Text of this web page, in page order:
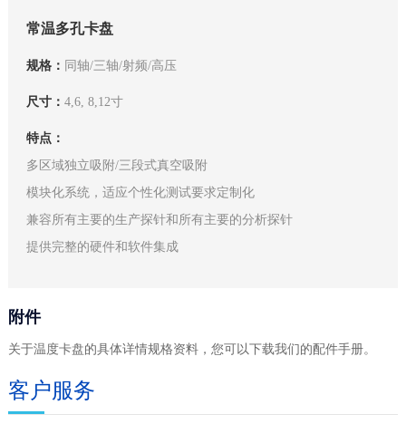
常温多孔卡盘
规格： 同轴/三轴/射频/高压
尺寸： 4,6, 8,12寸
特点：
多区域独立吸附/三段式真空吸附
模块化系统，适应个性化测试要求定制化
兼容所有主要的生产探针和所有主要的分析探针
提供完整的硬件和软件集成
附件
关于温度卡盘的具体详情规格资料，您可以下载我们的配件手册。
客户服务